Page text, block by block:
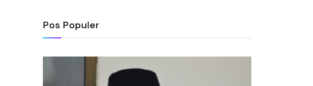
Pos Populer